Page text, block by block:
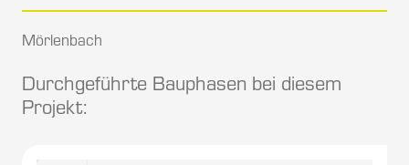
Mörlenbach
Durchgeführte Bauphasen bei diesem
Projekt: